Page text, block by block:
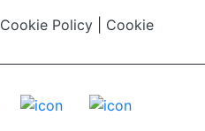
Cookie Policy
Cookie